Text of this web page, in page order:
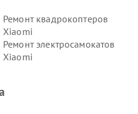
Ремонт квадрокоптеров
Xiaomi
Ремонт электросамокатов
Xiaomi
Ремонт смарт-часов Xiaomi